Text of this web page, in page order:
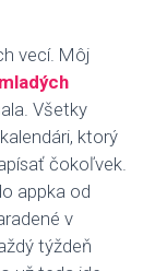
vecí. Môj
Všetky
ktorý
čokoľvek.
appka od
v
týždeň